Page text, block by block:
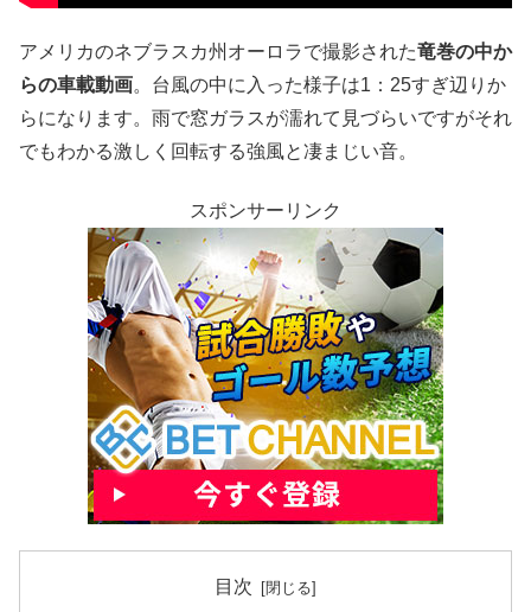
アメリカのネブラスカ州オーロラで撮影された竜巻の中か
らの車載動画。台風の中に入った様子は1：25すぎ辺りか
らになります。雨で窓ガラスが濡れて見づらいですがそれ
でもわかる激しく回転する強風と凄まじい音。
スポンサーリンク
目次